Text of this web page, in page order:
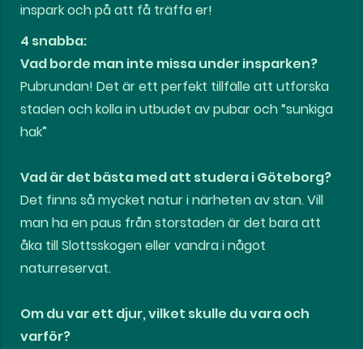
inspark och på att få träffa er!
4 snabba:
Vad borde man inte missa under insparken?
Pubrundan! Det är ett perfekt tillfälle att utforska
staden och kolla in utbudet av pubar och “sunkiga
hak”
Vad är det bästa med att studera i Göteborg?
Det finns så mycket natur i närheten av stan. Vill
man ha en paus från storstaden är det bara att
åka till Slottsskogen eller vandra i något
naturreservat.
Om du var ett djur, vilket skulle du vara och
varför?